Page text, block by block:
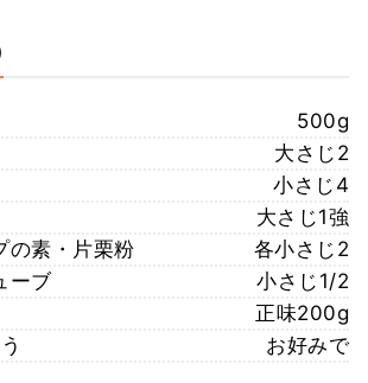
500g
大さじ2
小さじ4
大さじ1強
の素・片栗粉
各小さじ2
ーブ
小さじ1/2
正味200g
お好みで